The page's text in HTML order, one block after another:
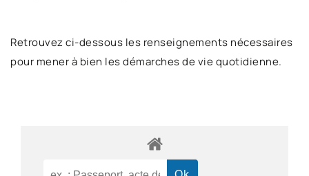
Retrouvez ci-dessous les renseignements nécessaires
pour mener à bien les démarches de vie quotidienne.